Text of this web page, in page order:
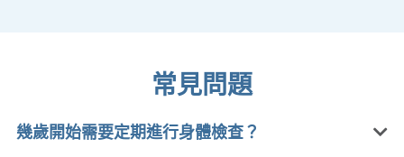
常見問題
幾歲開始需要定期進行身體檢查？